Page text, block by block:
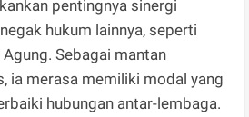
pentingnya sinergi
hukum lainnya, seperti
Sebagai mantan
ia merasa memiliki modal yang
hubungan antar-lembaga.